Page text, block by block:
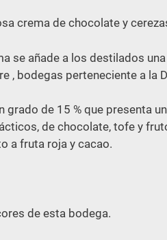
crema de chocolate y
se añade a los destilados
bodegas perteneciente a la
grado de 15 % que presenta
de chocolate, tofe y
a fruta roja y cacao.
de esta bodega.